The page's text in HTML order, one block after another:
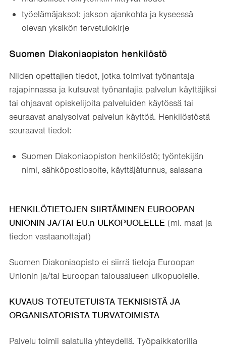
työelämäjaksot: jakson ajankohta ja kyseessä
olevan yksikön tervetulokirje
Suomen Diakoniaopiston henkilöstö
Niiden opettajien tiedot, jotka toimivat työnantaja
rajapinnassa ja kutsuvat työnantajia palvelun käyttäjiksi
tai ohjaavat opiskelijoita palveluiden käytössä tai
seuraavat analysoivat palvelun käyttöä. Henkilöstöstä
seuraavat tiedot:
Suomen Diakoniaopiston henkilöstö; työntekijän
nimi, sähköpostiosoite, käyttäjätunnus, salasana
HENKILÖTIETOJEN SIIRTÄMINEN EUROOPAN
UNIONIN JA/TAI EU:n ULKOPUOLELLE (ml. maat ja
tiedon vastaanottajat)
Suomen Diakoniaopisto ei siirrä tietoja Euroopan
Unionin ja/tai Euroopan talousalueen ulkopuolelle.
KUVAUS TOTEUTETUISTA TEKNISISTÄ JA
ORGANISATORISTA TURVATOIMISTA
Palvelu toimii salatulla yhteydellä. Työpaikkatorilla